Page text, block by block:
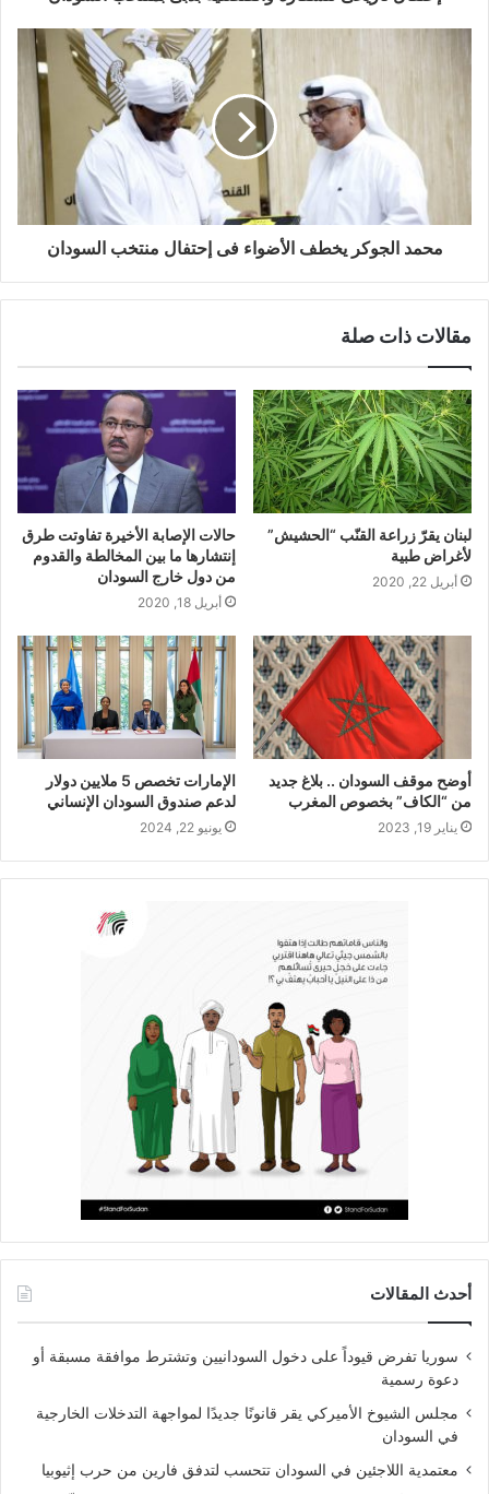
محمد الجوكر يخطف الأضواء فى إحتفال منتخب السودان
مقالات ذات صلة
لبنان يقرّ زراعة القنّب “الحشيش”
لأغراض طبية
أبريل 22, 2020
حالات الإصابة الأخيرة تفاوتت طرق
إنتشارها ما بين المخالطة والقدوم
من دول خارج السودان
أبريل 18, 2020
أوضح موقف السودان .. بلاغ جديد
من “الكاف” بخصوص المغرب
يناير 19, 2023
الإمارات تخصص 5 ملايين دولار
لدعم صندوق السودان الإنساني
يونيو 22, 2024
أحدث المقالات
سوريا تفرض قيوداً على دخول السودانيين وتشترط موافقة مسبقة أو
دعوة رسمية
مجلس الشيوخ الأميركي يقر قانونًا جديدًا لمواجهة التدخلات الخارجية
في السودان
معتمدية اللاجئين في السودان تتحسب لتدفق فارين من حرب إثيوبيا